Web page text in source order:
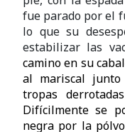
fue parado por el
lo que su
estabilizar las
camino en su
al mariscal
tropas
Difícilmente se
negra por la